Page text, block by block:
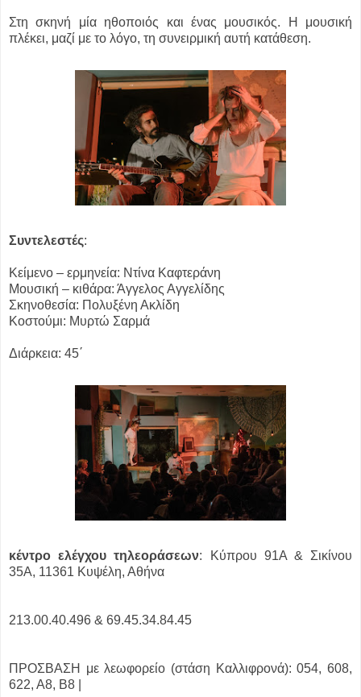
Στη σκηνή μία ηθοποιός και ένας μουσικός. Η μουσική
πλέκει, μαζί με το λόγο, τη συνειρμική αυτή κατάθεση.
Συντελεστές:
Κείμενο – ερμηνεία: Ντίνα Καφτεράνη
Μουσική – κιθάρα: Άγγελος Αγγελίδης
Σκηνοθεσία: Πολυξένη Ακλίδη
Κοστούμι: Μυρτώ Σαρμά
Διάρκεια: 45΄
κέντρο ελέγχου τηλεοράσεων:
Κύπρου 91Α & Σικίνου
35Α, 11361 Κυψέλη, Αθήνα
213.00.40.496 & 69.45.34.84.45
ΠΡΟΣΒΑΣΗ με λεωφορείο (στάση Καλλιφρονά): 054, 608,
622, Α8, Β8 |